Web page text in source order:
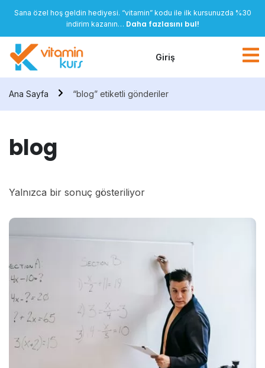
Sana özel hoş geldin hediyesi. “vitamin” kodu ile ilk kursunuzda %30
indirim kazanın… Daha fazlasını bul!
Giriş
Ana Sayfa “blog” etiketli gönderiler
blog
Yalnızca bir sonuç gösteriliyor